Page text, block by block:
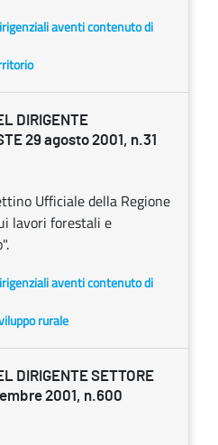
aventi contenuto di
DIRIGENTE
29 agosto 2001, n.31
Ufficiale della Regione
lavori forestali e
aventi contenuto di
rurale
DIRIGENTE SETTORE
2001, n.600